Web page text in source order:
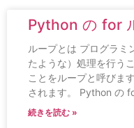
Python の for
ループとは プログラミ
たような）処理を行う
ことをループと呼びま
されます。 Python の
続きを読む »